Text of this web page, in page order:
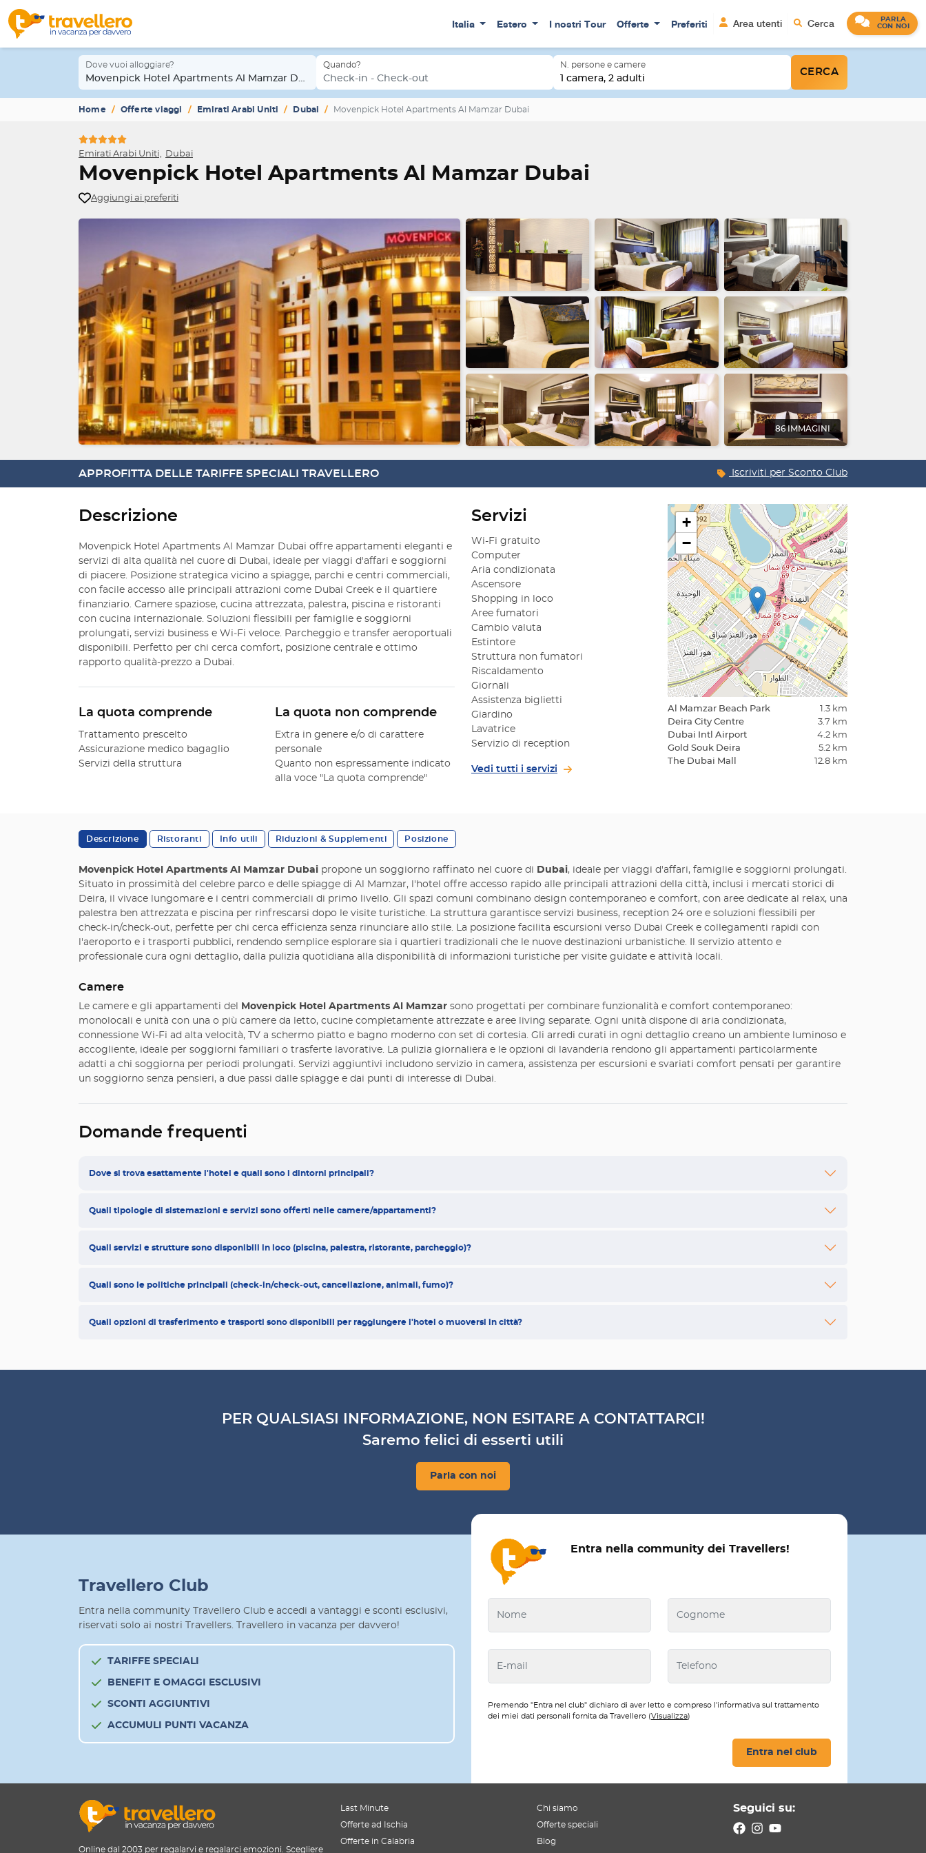
Italia Estero I nostri Tour Offerte Preferiti Area utenti Cerca
PARLA
CON NOI
Dove vuoi alloggiare?
Movenpick Hotel Apartments Al Mamzar Dubai
Quando?
Check-in - Check-out
N. persone e camere
1 camera, 2 adulti
CERCA
Home Offerte viaggi Emirati Arabi Uniti Dubai Movenpick Hotel Apartments Al Mamzar Dubai
Emirati Arabi Uniti Dubai
Movenpick Hotel Apartments Al Mamzar Dubai
Aggiungi ai preferiti
86 IMMAGINI
APPROFITTA DELLE TARIFFE SPECIALI TRAVELLERO Iscriviti per Sconto Club
Descrizione
Movenpick Hotel Apartments Al Mamzar Dubai offre appartamenti eleganti e
servizi di alta qualità nel cuore di Dubai, ideale per viaggi d'affari e soggiorni
di piacere. Posizione strategica vicino a spiagge, parchi e centri commerciali,
con facile accesso alle principali attrazioni come Dubai Creek e il quartiere
finanziario. Camere spaziose, cucina attrezzata, palestra, piscina e ristoranti
con cucina internazionale. Soluzioni flessibili per famiglie e soggiorni
prolungati, servizi business e Wi‑Fi veloce. Parcheggio e transfer aeroportuali
disponibili. Perfetto per chi cerca comfort, posizione centrale e ottimo
rapporto qualità-prezzo a Dubai.
La quota comprende
Trattamento prescelto
Assicurazione medico bagaglio
Servizi della struttura
La quota non comprende
Extra in genere e/o di carattere
personale
Quanto non espressamente indicato
alla voce "La quota comprende"
Servizi
Wi-Fi gratuito
Computer
Aria condizionata
Ascensore
Shopping in loco
Aree fumatori
Cambio valuta
Estintore
Struttura non fumatori
Riscaldamento
Giornali
Assistenza biglietti
Giardino
Lavatrice
Servizio di reception
Vedi tutti i servizi
+
−
Al Mamzar Beach Park
1.3 km
Deira City Centre
3.7 km
Dubai Intl Airport
4.2 km
Gold Souk Deira
5.2 km
The Dubai Mall
12.8 km
Descrizione Ristoranti Info utili Riduzioni & Supplementi Posizione
Movenpick Hotel Apartments Al Mamzar Dubai propone un soggiorno raffinato nel cuore di Dubai, ideale per viaggi d'affari, famiglie e soggiorni prolungati.
Situato in prossimità del celebre parco e delle spiagge di Al Mamzar, l'hotel offre accesso rapido alle principali attrazioni della città, inclusi i mercati storici di
Deira, il vivace lungomare e i centri commerciali di primo livello. Gli spazi comuni combinano design contemporaneo e comfort, con aree dedicate al relax, una
palestra ben attrezzata e piscina per rinfrescarsi dopo le visite turistiche. La struttura garantisce servizi business, reception 24 ore e soluzioni flessibili per
check-in/check-out, perfette per chi cerca efficienza senza rinunciare allo stile. La posizione facilita escursioni verso Dubai Creek e collegamenti rapidi con
l'aeroporto e i trasporti pubblici, rendendo semplice esplorare sia i quartieri tradizionali che le nuove destinazioni urbanistiche. Il servizio attento e
professionale cura ogni dettaglio, dalla pulizia quotidiana alla disponibilità di informazioni turistiche per visite guidate e attività locali.
Camere
Le camere e gli appartamenti del Movenpick Hotel Apartments Al Mamzar sono progettati per combinare funzionalità e comfort contemporaneo:
monolocali e unità con una o più camere da letto, cucine completamente attrezzate e aree living separate. Ogni unità dispone di aria condizionata,
connessione Wi‑Fi ad alta velocità, TV a schermo piatto e bagno moderno con set di cortesia. Gli arredi curati in ogni dettaglio creano un ambiente luminoso e
accogliente, ideale per soggiorni familiari o trasferte lavorative. La pulizia giornaliera e le opzioni di lavanderia rendono gli appartamenti particolarmente
adatti a chi soggiorna per periodi prolungati. Servizi aggiuntivi includono servizio in camera, assistenza per escursioni e svariati comfort pensati per garantire
un soggiorno senza pensieri, a due passi dalle spiagge e dai punti di interesse di Dubai.
Domande frequenti
Dove si trova esattamente l'hotel e quali sono i dintorni principali?
Quali tipologie di sistemazioni e servizi sono offerti nelle camere/appartamenti?
Quali servizi e strutture sono disponibili in loco (piscina, palestra, ristorante, parcheggio)?
Quali sono le politiche principali (check‑in/check‑out, cancellazione, animali, fumo)?
Quali opzioni di trasferimento e trasporti sono disponibili per raggiungere l'hotel o muoversi in città?
PER QUALSIASI INFORMAZIONE, NON ESITARE A CONTATTARCI!
Saremo felici di esserti utili
Parla con noi
Travellero Club
Entra nella community Travellero Club e accedi a vantaggi e sconti esclusivi,
riservati solo ai nostri Travellers. Travellero in vacanza per davvero!
TARIFFE SPECIALI
BENEFIT E OMAGGI ESCLUSIVI
SCONTI AGGIUNTIVI
ACCUMULI PUNTI VACANZA
Entra nella community dei Travellers!
Premendo "Entra nel club" dichiaro di aver letto e compreso l'informativa sul trattamento
dei miei dati personali fornita da Travellero (Visualizza)
Entra nel club
Online dal 2003 per regalarvi e regalarci emozioni. Scegliere
Last Minute
Offerte ad Ischia
Offerte in Calabria
Chi siamo
Offerte speciali
Blog
Seguici su: